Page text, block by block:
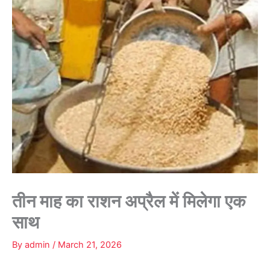
तीन माह का राशन अप्रैल में मिलेगा एक
साथ
By admin / March 21, 2026